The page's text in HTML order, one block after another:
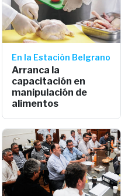
En la Estación Belgrano
Arranca la
capacitación en
manipulación de
alimentos